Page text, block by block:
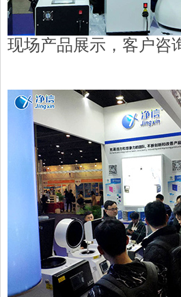
现场产品展示，客户咨